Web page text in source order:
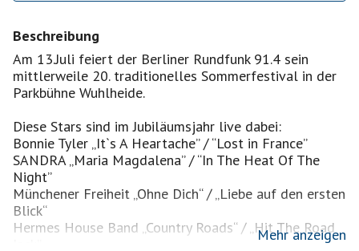
Beschreibung
Am 13.Juli feiert der Berliner Rundfunk 91.4 sein
mittlerweile 20. traditionelles Sommerfestival in der
Parkbühne Wuhlheide.
Diese Stars sind im Jubiläumsjahr live dabei:
Bonnie Tyler „It`s A Heartache” / “Lost in France”
SANDRA „Maria Magdalena” / “In The Heat Of The
Night”
Münchener Freiheit „Ohne Dich“ / „Liebe auf den ersten
Blick“
Hermes House Band „Country Roads“ / „Hit The Road
Mehr anzeigen